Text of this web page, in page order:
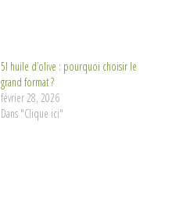
5l huile d’olive : pourquoi choisir le
grand format ?
février 28, 2026
Dans "Clique ici"